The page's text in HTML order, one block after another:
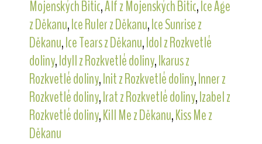
Mojenských Bitic,Alf z Mojenských Bitic,Ice Age
z Děkanu,Ice Ruler z Děkanu,Ice Sunrise z
Děkanu,Ice Tears z Děkanu,Idol z Rozkvetlé
doliny,Idyll z Rozkvetlé doliny,Ikarus z
Rozkvetlé doliny,Init z Rozkvetlé doliny,Inner z
Rozkvetlé doliny,Irat z Rozkvetlé doliny,Izabel z
Rozkvetlé doliny,Kill Me z Děkanu,Kiss Me z
Děkanu